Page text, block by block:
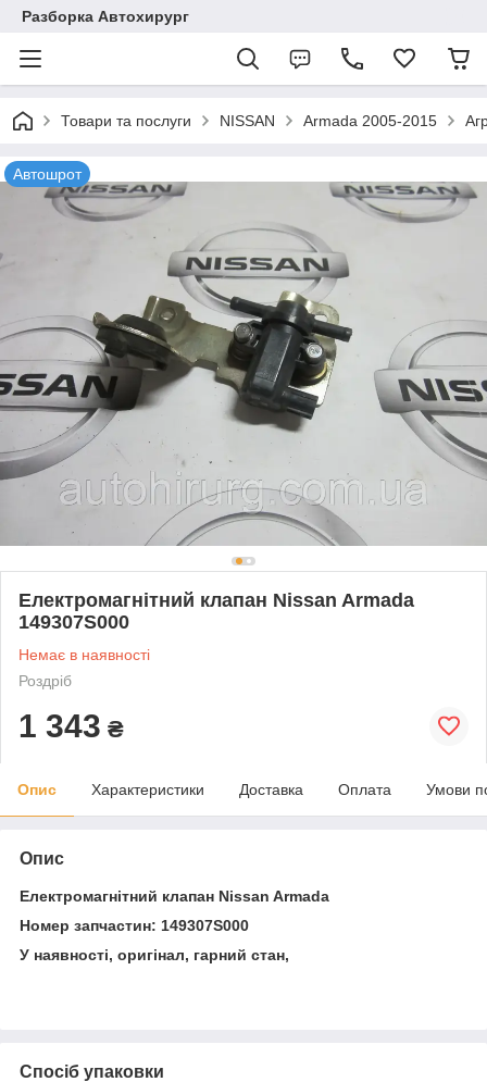
Разборка Автохирург
Товари та послуги NISSAN Armada 2005-2015
Автошрот
Електромагнітний клапан Nissan Armada
149307S000
Немає в наявності
Роздріб
1 343 ₴
Опис Характеристики Доставка Оплата Умови
Опис
Електромагнітний клапан Nissan Armada
Номер запчастин: 149307S000
У наявності, оригінал, гарний стан,
Спосіб упаковки